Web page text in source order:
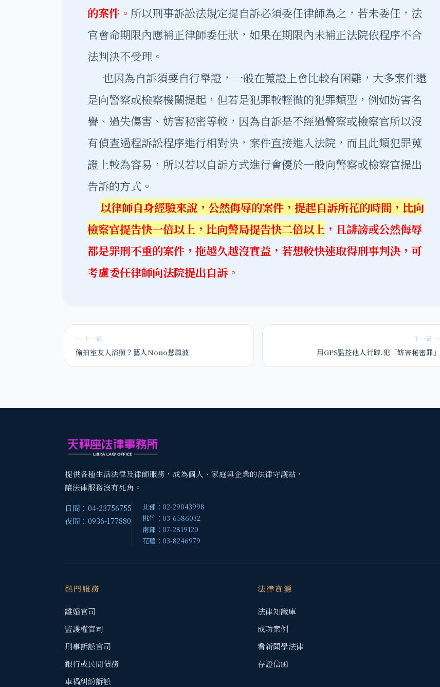
的案件。 所以刑事訴訟法規定提自訴必須委任律師為之，若未委任，法
官會命期限內應補正律師委任狀，如果在期限內未補正法院依程序不合
法判決不受理。
也因為自訴須要自行舉證，一般在蒐證上會比較有困難，大多案件還
是向警察或檢察機關提起，但若是犯罪較輕微的犯罪類型，例如妨害名
譽、過失傷害、妨害秘密等較，因為自訴是不經過警察或檢察官所以沒
有偵查過程訴訟程序進行相對快，案件直接進入法院，而且此類犯罪蒐
證上較為容易，所以若以自訴方式進行會優於一般向警察或檢察官提出
告訴的方式。
以律師自身經驗來說，公然侮辱的案件，提起自訴所花的時間，比向
檢察官提告快一倍以上，比向警局提告快二倍以上 ，且誹謗或公然侮辱
都是罪刑不重的案件，拖越久越沒實益，若想較快速取得刑事判決，可
考慮委任律師向法院提出自訴。
← 上一篇
偷拍室友入浴照？藝人Nono惹風波
下一篇 →
用GPS監控他人行踪,犯「妨害秘密罪」
提供各種生活法律及律師服務，成為個人、家庭與企業的法律守護站，
讓法律服務沒有死角。
日間：04-23756755
夜間：0936-177880
北部：02-29043998
桃竹：03-6586032
南部：07-2819120
花蓮：03-8246979
熱門服務
離婚官司
監護權官司
刑事訴訟官司
銀行或民間債務
車禍糾紛訴訟
法律資源
法律知識庫
成功案例
看新聞學法律
存證信函